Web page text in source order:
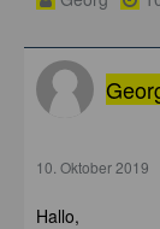
10. Oktober 2019
Hallo,